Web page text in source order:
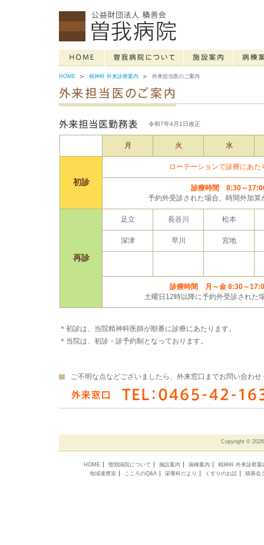
HOME 精神科 外来診療案内 外来担当医のご案内
令和7年4月1日改正
月 火 水
初診
ローテーションで診療にあた
診療時間 8:30～
予約外受診された場合、時間外加算
再診
足立 長谷川 松本
深津 早川 宮地
診療時間 月～金 8:30～
土曜日12時以降に予約外受診された
＊初診は、当院精神科医師が順番に診療にあたります。
＊当院は、初診・診予約制となっております。
ご不明な点などございましたら、外来窓口までお問い合わせ
Copyright ©
HOME 曽我病院について 施設案内 病棟案内
精神科 外来診察案
地域連携室
こころのQ&A 栄養科だより くすりのお話 積善会